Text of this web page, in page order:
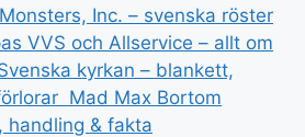
Inc. – svenska röster
VVS och Allservice – allt om
kyrkan – blankett,
Mad Max Bortom
handling & fakta